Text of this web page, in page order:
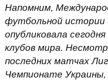
Напомним,
футбольной
опубликовала
клубов мира.
последних матчах
Чемпионате